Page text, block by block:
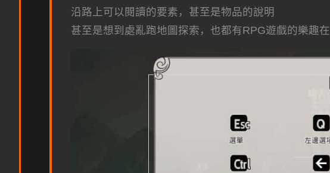
沿路上可以閱讀的要素，甚至是物品的說明
甚至是想到處亂跑地圖探索，也都有RPG遊戲的樂趣在